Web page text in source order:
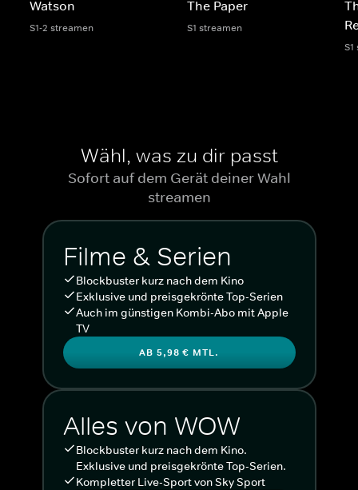
Watson
S1-2 streamen
The Paper
S1 streamen
Wähl, was zu dir passt
Sofort auf dem Gerät deiner Wahl
streamen
Filme & Serien
Blockbuster kurz nach dem Kino
Exklusive und preisgekrönte Top-Serien
Auch im günstigen Kombi-Abo mit Apple
TV
AB 5,98 € MTL.
Alles von WOW
Blockbuster kurz nach dem Kino.
Exklusive und preisgekrönte Top-Serien.
Kompletter Live-Sport von Sky Sport